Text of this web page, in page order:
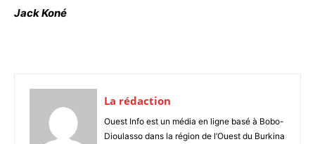
Jack Koné
La rédaction
Ouest Info est un média en ligne basé à Bobo-
Dioulasso dans la région de l’Ouest du Burkina